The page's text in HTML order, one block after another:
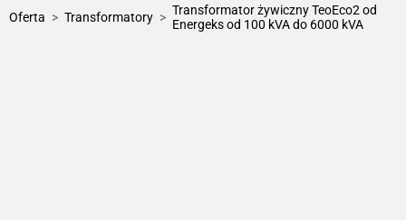
Oferta > Transformatory > Transformator żywiczny TeoEco2 od
Energeks od 100 kVA do 6000 kVA